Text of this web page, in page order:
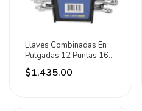
Llaves Combinadas En
Pulgadas 12 Puntas 16
Pz Surtek Plateado
$1,435.00